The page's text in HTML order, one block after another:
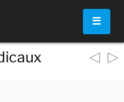
☰
◁ ▷